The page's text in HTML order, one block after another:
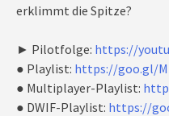
erklimmt die Spitze?
► Pilotfolge: https://
● Playlist: https://goo.gl/
● Multiplayer-Playlist:
● DWIF-Playlist: https://